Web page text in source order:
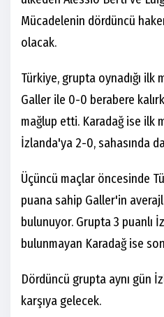
Mücadelenin dördüncü
olacak.
Türkiye, grupta oynadığı ilk
Galler ile 0-0 berabere
mağlup etti. Karadağ ise ilk
İzlanda'ya 2-0, sahasında
Üçüncü maçlar öncesinde
puana sahip Galler'in
bulunuyor. Grupta 3 puanlı
bulunmayan Karadağ ise
Dördüncü grupta aynı gün
karşıya gelecek.